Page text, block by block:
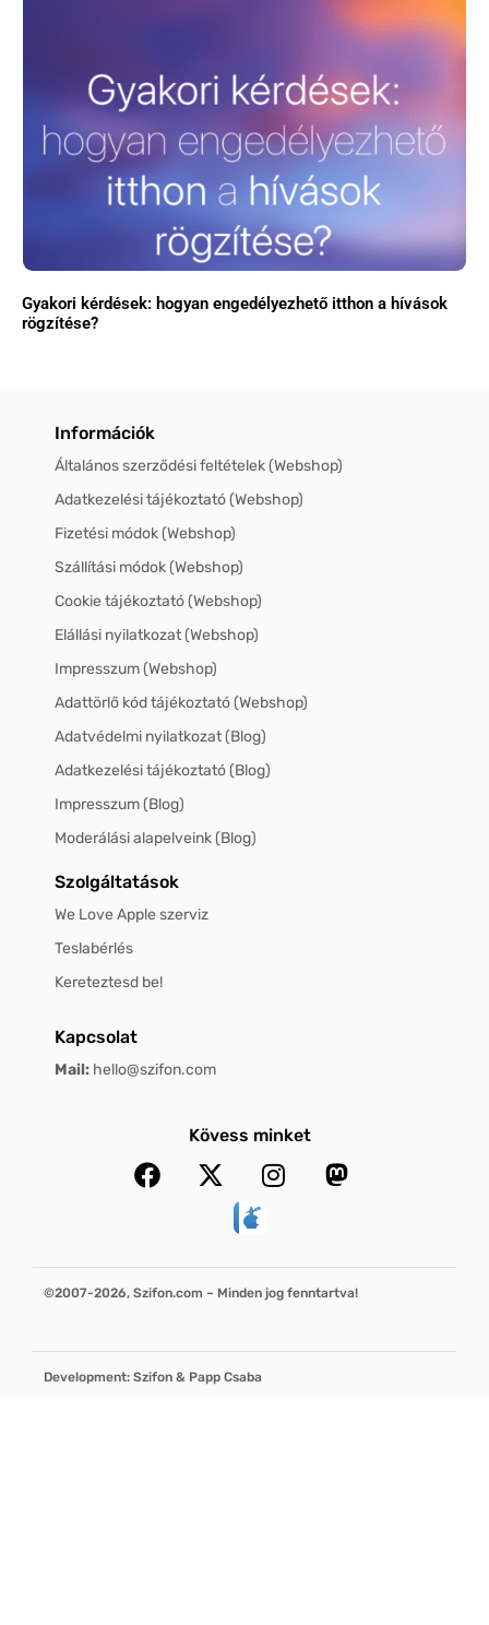
Gyakori kérdések: hogyan engedélyezhető itthon a hívások
rögzítése?
Információk
Általános szerződési feltételek (Webshop)
Adatkezelési tájékoztató (Webshop)
Fizetési módok (Webshop)
Szállítási módok (Webshop)
Cookie tájékoztató (Webshop)
Elállási nyilatkozat (Webshop)
Impresszum (Webshop)
Adattörlő kód tájékoztató (Webshop)
Adatvédelmi nyilatkozat (Blog)
Adatkezelési tájékoztató (Blog)
Impresszum (Blog)
Moderálási alapelveink (Blog)
Szolgáltatások
We Love Apple szerviz
Teslabérlés
Kereteztesd be!
Kapcsolat
Mail: hello@szifon.com
Kövess minket
©2007-2026, Szifon.com – Minden jog fenntartva!
Development: Szifon & Papp Csaba